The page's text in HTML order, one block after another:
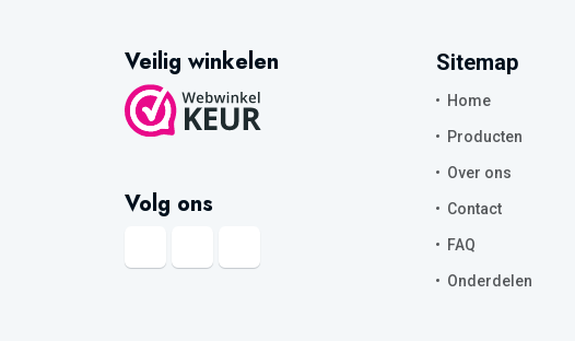
Veilig winkelen
Volg ons
Sitemap
Home
Producten
Over ons
Contact
FAQ
Onderdelen